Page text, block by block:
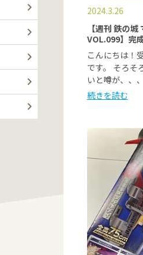
2024.3.26
【週刊 鉄の
VOL.099】完
こんにちは！
です。 そろそ
いと噂が、、
続きを読む